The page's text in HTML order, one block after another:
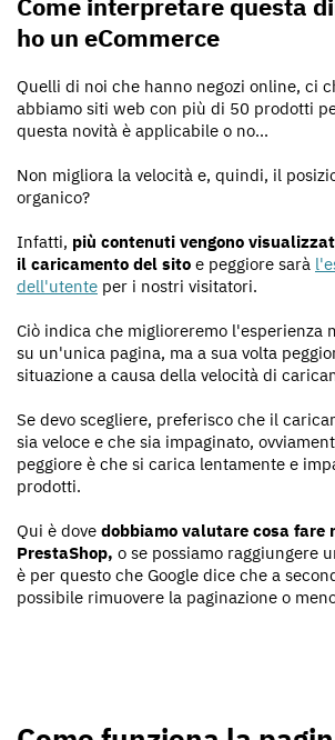
ho un eCommerce
Quelli di noi che hanno negozi online, ci
abbiamo siti web con più di 50 prodotti
questa novità è applicabile o no...
Non migliora la velocità e, quindi, il
organico?
Infatti, più contenuti vengono
il caricamento del sito e peggiore sarà
dell'utente per i nostri visitatori.
Ciò indica che miglioreremo l'esperienza
su un'unica pagina, ma a sua volta
situazione a causa della velocità di
Se devo scegliere, preferisco che il
sia veloce e che sia impaginato,
peggiore è che si carica lentamente e
prodotti.
Qui è dove dobbiamo valutare cosa fare
PrestaShop, o se possiamo raggiungere
è per questo che Google dice che a
possibile rimuovere la paginazione o